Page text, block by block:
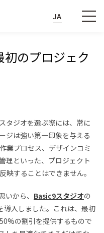
JA
初のプロジェク
タジオを選ぶ際には、常に
ジは強い第一印象を与える
業プロセス、デザインコミ
理といった、プロジェクト
映することはできません。
から、 Basic9スタジオの
導入しました。これは、最初
の割引を提供するもので